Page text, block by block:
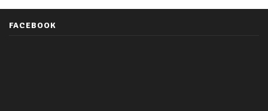
FACEBOOK